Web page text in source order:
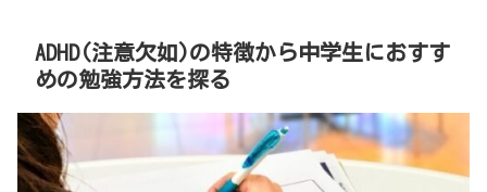
ADHD(注意欠如)の特徴から中学生におすす
めの勉強方法を探る